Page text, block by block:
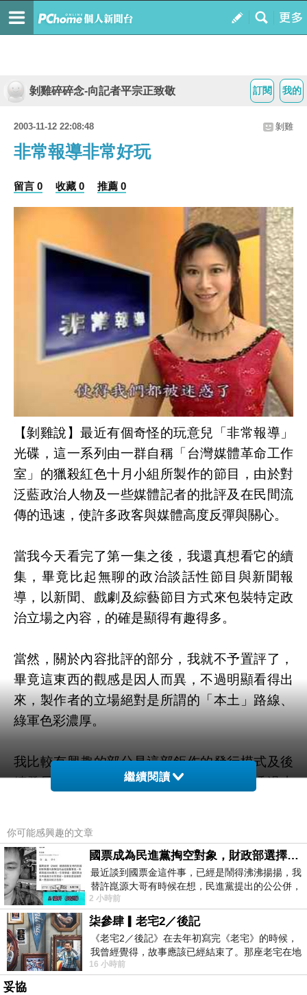
我的
訂閱
剝雞碎碎念-向記者平宗正致敬
2003-11-12 22:08:48 剝雞
非常報導非常好玩
留言 0 收藏 0 推薦 0
【剝雞說】最近有個奇怪的玩意兒「非常報導」
光碟，這一系列由一群自稱「台灣媒體革命工作
室」的獵殺紅色十月小組所製作的節目，由於對
泛藍政治人物及一些媒體記者的批評及在民間流
傳的迅速，使許多政客與媒體高度反彈與關心。
當我今天看完了第一集之後，我還真想看它的續
集，畢竟比起無聊的政治談話性節目與新聞報
導，以新聞、戲劇及綜藝節目方式來包裝特定政
治立場之內容，的確是顯得有趣得多。
當然，關於內容批評的部分，我就不予置評了，
畢竟這東西的觀感是因人而異，不過明顯看得出
來，製作者的立場絕對是所謂的「本土」路線、
綠軍色彩濃厚。
我比較有興趣的部分是這部鉅作的發行模式及後
續發展，先來談談它的出名歷程，原本是透過小
狂曝光，賺到相當多的免費廣告，導致現在洛陽
紙貴，人人爭睹這部歷史大作，更引起台北市政
府的查扣風波，不過越查越好賣，現在這玩意兒
可是熱得發燙的搶手貨，我想這可能是這些媒體
始料未及的吧！(也有一說，這就是媒體預防注射
的功能，媒體把這玩意兒打到泛綠那邊，對於中
間選民的影響自然就會有限)
繼續閱讀
你可能感興趣的文章
國票成為民進黨掏空對象，財政部選擇性失憶
最近談到國票金這件事，已經是鬧得沸沸揚揚，我
替許崑源大哥有時候在想，民進黨提出的公公併，
其實就是想要國庫通黨庫，鬧出最大的醜
2 小時前
柒參肆▎老宅2／後記
《老宅2／後記》在去年初寫完《老宅》的時候，
我曾經覺得，故事應該已經結束了。那座老宅在地
震中倒塌，七個人終於離開那片黑暗，
16 小時前
妥協